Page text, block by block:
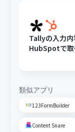
Tallyの入力
HubSpotで取
類似アプリ
123FormBuilder
Content Snare